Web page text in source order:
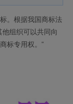
。根据我国商标法
组织可以共同向
标专用权。”